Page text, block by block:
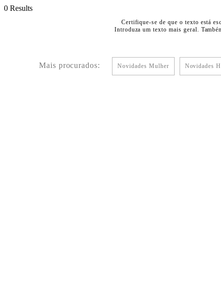
0 Results
Certifique-se de que o texto está
Introduza um texto mais geral.
Mais procurados: Novidades Mulher Novidades